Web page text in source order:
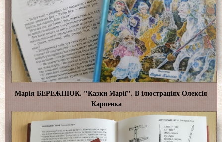
Марія БЕРЕЖНЮК. "Казки Марії". В ілюстраціях Олексія
Карпенка